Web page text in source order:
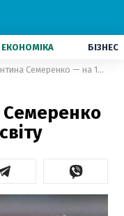
ЕКОНОМІКА БІЗНЕС
Біатлон. Валентина Семеренко — на 14 місці Кубка світу
Семеренко